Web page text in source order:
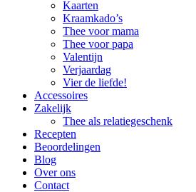
Kaarten
Kraamkado’s
Thee voor mama
Thee voor papa
Valentijn
Verjaardag
Vier de liefde!
Accessoires
Zakelijk
Thee als relatiegeschenk
Recepten
Beoordelingen
Blog
Over ons
Contact